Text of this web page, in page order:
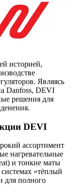
историей,
Являясь
Danfoss, DEVI
решения для
DEVI
ассортимент
нагревательные
и тонкие маты
«тёплый
для полного